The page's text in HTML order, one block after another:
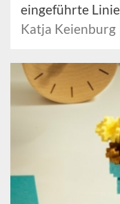
eingeführte Linie
Katja Keienburg